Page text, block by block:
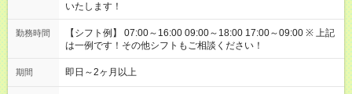
いたします！
勤務時間
【シフト例】 07:00～16:00 09:00～18:00 17:00～09:00 ※ 上記
は一例です！その他シフトもご相談ください！
期間 即日～2ヶ月以上